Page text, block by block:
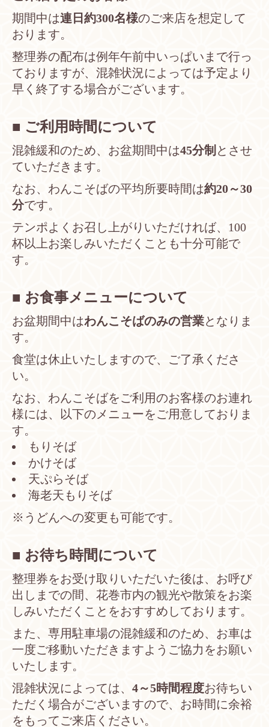
期間中は連日約300名様のご来店を想定して
おります。
整理券の配布は例年午前中いっぱいまで行っ
ておりますが、混雑状況によっては予定より
早く終了する場合がございます。
■ ご利用時間について
混雑緩和のため、お盆期間中は45分制 とさせ
ていただきます。
なお、わんこそばの平均所要時間は約20～30
分です。
テンポよくお召し上がりいただければ、100
杯以上お楽しみいただくことも十分可能で
す。
■ お食事メニューについて
お盆期間中はわんこそばのみの営業となりま
す。
食堂は休止いたしますので、ご了承くださ
い。
なお、わんこそばをご利用のお客様のお連れ
様には、以下のメニューをご用意しておりま
す。
もりそば
かけそば
天ぷらそば
海老天もりそば
※うどんへの変更も可能です。
■ お待ち時間について
整理券をお受け取りいただいた後は、お呼び
出しまでの間、花巻市内の観光や散策をお楽
しみいただくことをおすすめしております。
また、専用駐車場の混雑緩和のため、お車は
一度ご移動いただきますようご協力をお願い
いたします。
混雑状況によっては、 4～5時間程度お待ちい
ただく場合がございますので、お時間に余裕
をもってご来店ください。